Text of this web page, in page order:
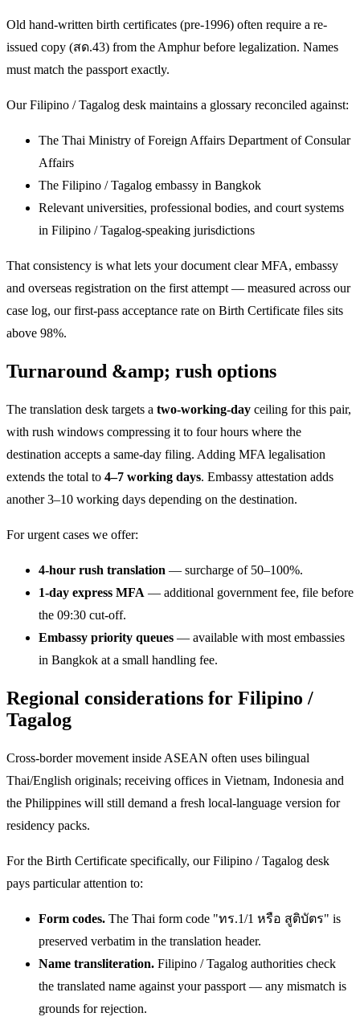
Old hand-written birth certificates (pre-1996) often require a re-
issued copy (สด.43) from the Amphur before legalization. Names
must match the passport exactly.
Our Filipino / Tagalog desk maintains a glossary reconciled against:
The Thai Ministry of Foreign Affairs Department of Consular
Affairs
The Filipino / Tagalog embassy in Bangkok
Relevant universities, professional bodies, and court systems
in Filipino / Tagalog-speaking jurisdictions
That consistency is what lets your document clear MFA, embassy
and overseas registration on the first attempt — measured across our
case log, our first-pass acceptance rate on Birth Certificate files sits
above 98%.
Turnaround &amp; rush options
The translation desk targets a two-working-day ceiling for this pair,
with rush windows compressing it to four hours where the
destination accepts a same-day filing. Adding MFA legalisation
extends the total to 4–7 working days. Embassy attestation adds
another 3–10 working days depending on the destination.
For urgent cases we offer:
4-hour rush translation — surcharge of 50–100%.
1-day express MFA — additional government fee, file before
the 09:30 cut-off.
Embassy priority queues — available with most embassies
in Bangkok at a small handling fee.
Regional considerations for Filipino /
Tagalog
Cross-border movement inside ASEAN often uses bilingual
Thai/English originals; receiving offices in Vietnam, Indonesia and
the Philippines will still demand a fresh local-language version for
residency packs.
For the Birth Certificate specifically, our Filipino / Tagalog desk
pays particular attention to:
Form codes. The Thai form code "ทร.1/1 หรือ สูติบัตร" is
preserved verbatim in the translation header.
Name transliteration. Filipino / Tagalog authorities check
the translated name against your passport — any mismatch is
grounds for rejection.